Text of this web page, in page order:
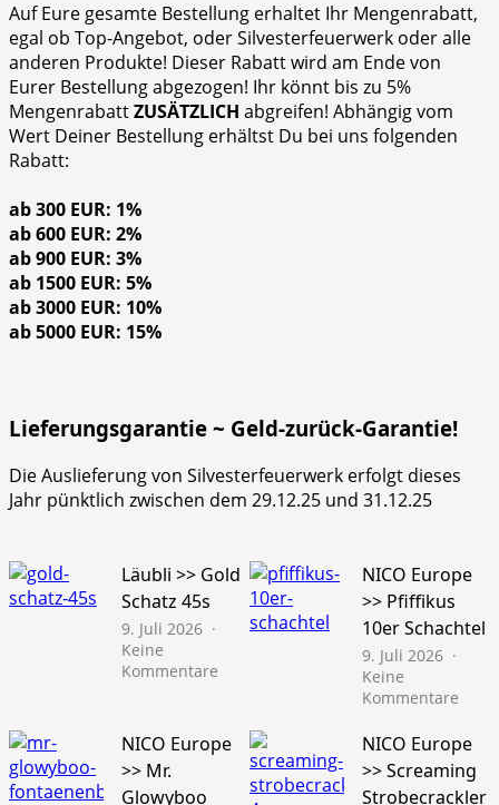
Auf Eure gesamte Bestellung erhaltet Ihr Mengenrabatt,
egal ob Top-Angebot, oder Silvesterfeuerwerk oder alle
anderen Produkte! Dieser Rabatt wird am Ende von
Eurer Bestellung abgezogen! Ihr könnt bis zu 5%
MengenrabattZUSÄTZLICH abgreifen! Abhängig vom
Wert Deiner Bestellung erhältst Du bei uns folgenden
Rabatt:
ab 300 EUR: 1%
ab 600 EUR: 2%
ab 900 EUR: 3%
ab 1500 EUR: 5%
ab 3000 EUR: 10%
ab 5000 EUR: 15%
Lieferungsgarantie ~ Geld-zurück-Garantie!
Die Auslieferung von Silvesterfeuerwerk erfolgt dieses
Jahr pünktlich zwischen dem 29.12.25 und 31.12.25
Läubli >> Gold
Schatz 45s
9. Juli 2026
Keine
Kommentare
Gold
Schatz
NICO Europe
>> Pfiffikus
10er Schachtel
9. Juli 2026
Keine
Kommentare
NICO Europe
>> Mr.
Glowyboo
NICO Europe
>> Screaming
Strobecrackler